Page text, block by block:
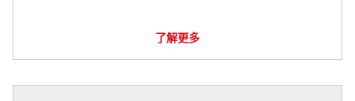
了解更多